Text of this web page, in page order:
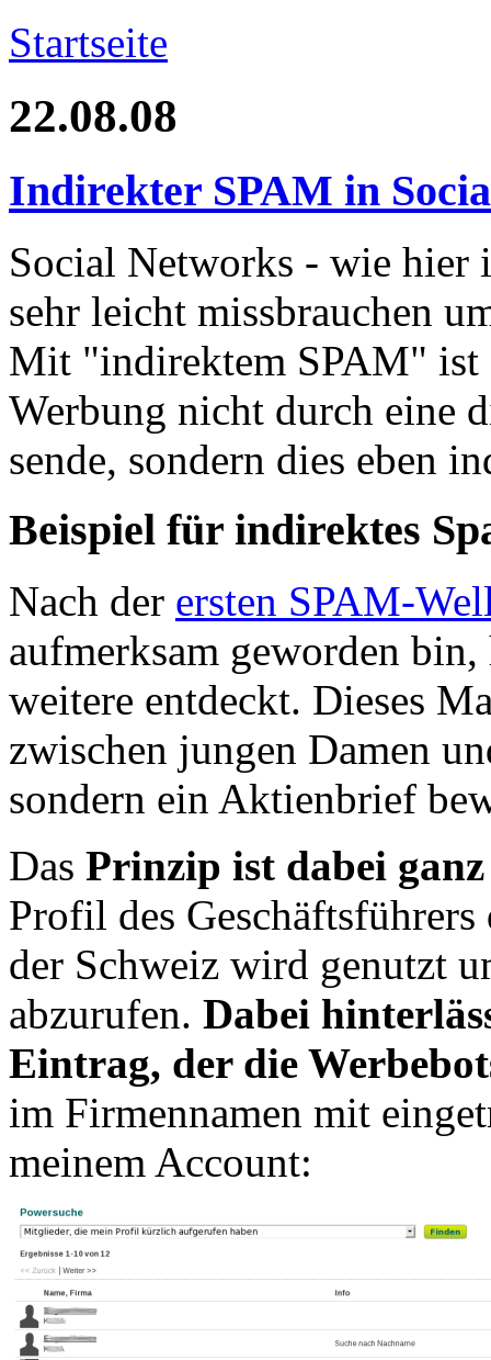
Startseite
22.08.08
Indirekter SPAM in
Social Networks - wie hier
sehr leicht missbrauchen
Mit "indirektem SPAM" ist
Werbung nicht durch eine
sende, sondern dies eben
Beispiel für indirektes
Nach der ersten SPAM-
aufmerksam geworden
weitere entdeckt. Dieses
zwischen jungen Damen
sondern ein Aktienbrief
Das Prinzip ist dabei
Profil des
der Schweiz wird genutzt
abzurufen. Dabei
Eintrag, der die
im Firmennamen mit
meinem Account: